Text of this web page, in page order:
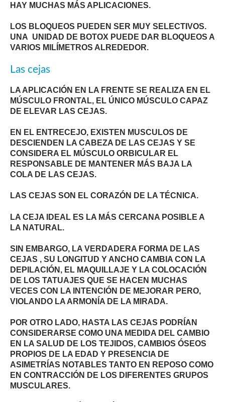
HAY MUCHAS MÁS APLICACIONES.
LOS BLOQUEOS PUEDEN SER MUY SELECTIVOS.
UNA UNIDAD DE BOTOX PUEDE DAR BLOQUEOS A
VARIOS MILÍMETROS ALREDEDOR.
Las cejas
LA APLICACIÓN EN LA FRENTE SE REALIZA EN EL
MÚSCULO FRONTAL, EL ÚNICO MÚSCULO CAPAZ
DE ELEVAR LAS CEJAS.
EN EL ENTRECEJO, EXISTEN MUSCULOS DE
DESCIENDEN LA CABEZA DE LAS CEJAS Y SE
CONSIDERA EL MÚSCULO ORBICULAR EL
RESPONSABLE DE MANTENER MÁS BAJA LA
COLA DE LAS CEJAS.
LAS CEJAS SON EL CORAZÓN DE LA TÉCNICA.
LA CEJA IDEAL ES LA MÁS CERCANA POSIBLE A
LA NATURAL.
SIN EMBARGO, LA VERDADERA FORMA DE LAS
CEJAS , SU LONGITUD Y ANCHO CAMBIA CON LA
DEPILACIÓN, EL MAQUILLAJE Y LA COLOCACIÓN
DE LOS TATUAJES QUE SE HACEN MUCHAS
VECES CON LA INTENCIÓN DE MEJORAR PERO,
VIOLANDO LA ARMONÍA DE LA MIRADA.
POR OTRO LADO, HASTA LAS CEJAS PODRÍAN
CONSIDERARSE COMO UNA MEDIDA DEL CAMBIO
EN LA SALUD DE LOS TEJIDOS, CAMBIOS ÓSEOS
PROPIOS DE LA EDAD Y PRESENCIA DE
ASIMETRÍAS NOTABLES TANTO EN REPOSO COMO
EN CONTRACCIÓN DE LOS DIFERENTES GRUPOS
MUSCULARES.